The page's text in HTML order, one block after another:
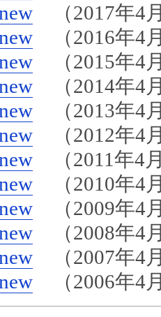
（2017年4
（2016年4
（2015年4
（2014年4
（2013年4
（2012年4
（2011年4
（2010年4
（2009年4
（2008年4
（2007年4
（2006年4